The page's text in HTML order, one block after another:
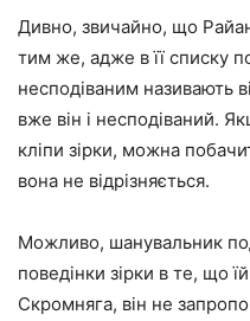
Дивно, звичайно, що
тим же, адже в її списку
несподіваним називають
вже він і несподіваний.
кліпи зірки, можна
вона не відрізняється.
Можливо, шанувальник
поведінки зірки в те, що
Скромняга, він не